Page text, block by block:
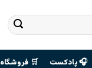
🎧 پادکست 🛒 فروشگاه